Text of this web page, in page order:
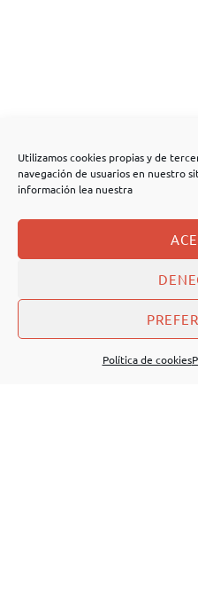
Utilizamos cookies propias y de
navegación de usuarios en nuestro
información lea nuestra
Política de cookies